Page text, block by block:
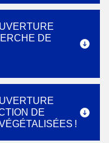
DE
DE
!